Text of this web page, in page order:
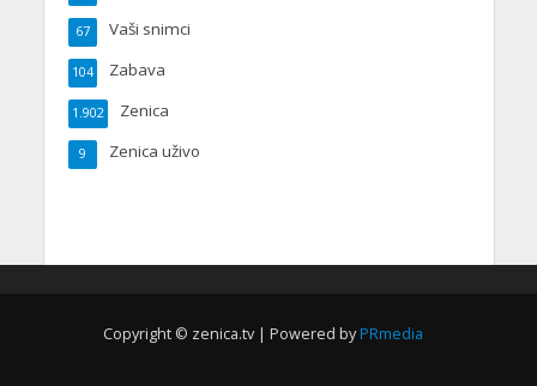
Vaši snimci
67
Zabava
104
Zenica
1.902
Zenica uživo
9
Copyright © zenica.tv | Powered by PRmedia